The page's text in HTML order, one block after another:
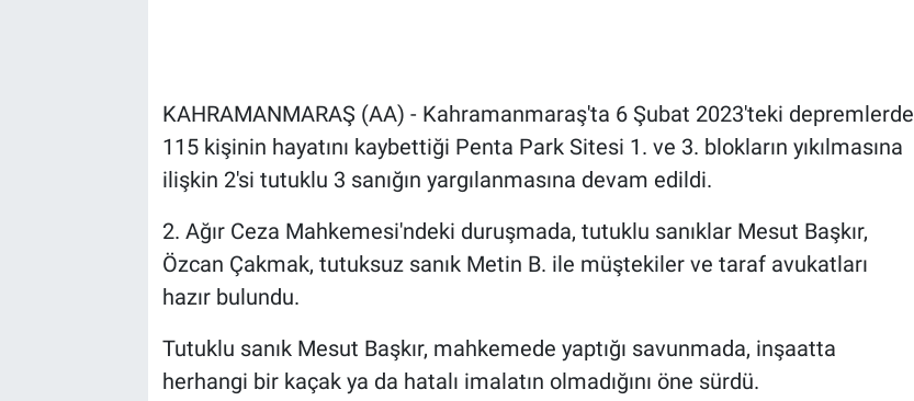
KAHRAMANMARAŞ (AA) - Kahramanmaraş'ta 6 Şubat 2023'teki depremlerde
115 kişinin hayatını kaybettiği Penta Park Sitesi 1. ve 3. blokların yıkılmasına
ilişkin 2'si tutuklu 3 sanığın yargılanmasına devam edildi.
2. Ağır Ceza Mahkemesi'ndeki duruşmada, tutuklu sanıklar Mesut Başkır,
Özcan Çakmak, tutuksuz sanık Metin B. ile müştekiler ve taraf avukatları
hazır bulundu.
Tutuklu sanık Mesut Başkır, mahkemede yaptığı savunmada, inşaatta
herhangi bir kaçak ya da hatalı imalatın olmadığını öne sürdü.